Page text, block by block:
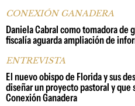
CONEXIÓN GANADERA
Daniela Cabral como tomadora de
fiscalía aguarda ampliación de
ENTREVISTA
El nuevo obispo de Florida y sus
diseñar un proyecto pastoral y que
Conexión Ganadera